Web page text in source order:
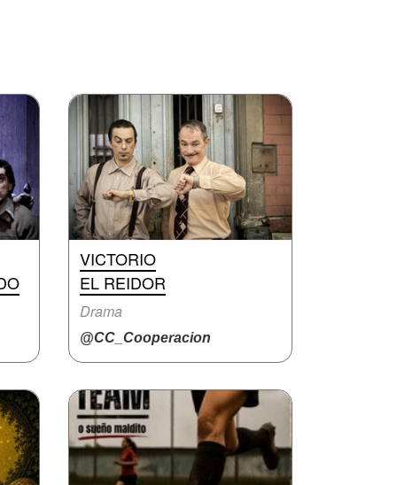
VICTORIO
EL REIDOR
Drama
@CC_Cooperacion